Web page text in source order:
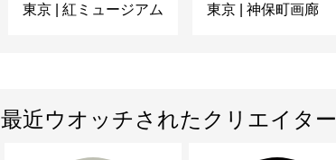
東京
紅ミュージアム
東京
神保町画廊
最近ウオッチされたクリエイター